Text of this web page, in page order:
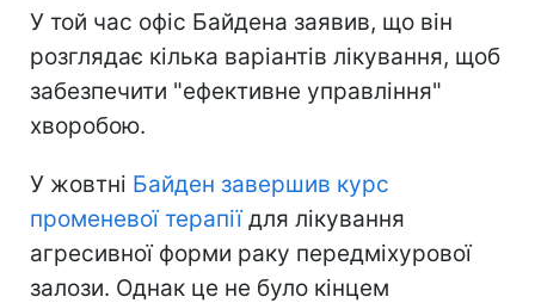
У той час офіс Байдена заявив, що він
розглядає кілька варіантів лікування, щоб
забезпечити "ефективне управління"
хворобою.
У жовтні Байден завершив курс
променевої терапіїдля лікування
агресивної форми раку передміхурової
залози. Однак це не було кінцем